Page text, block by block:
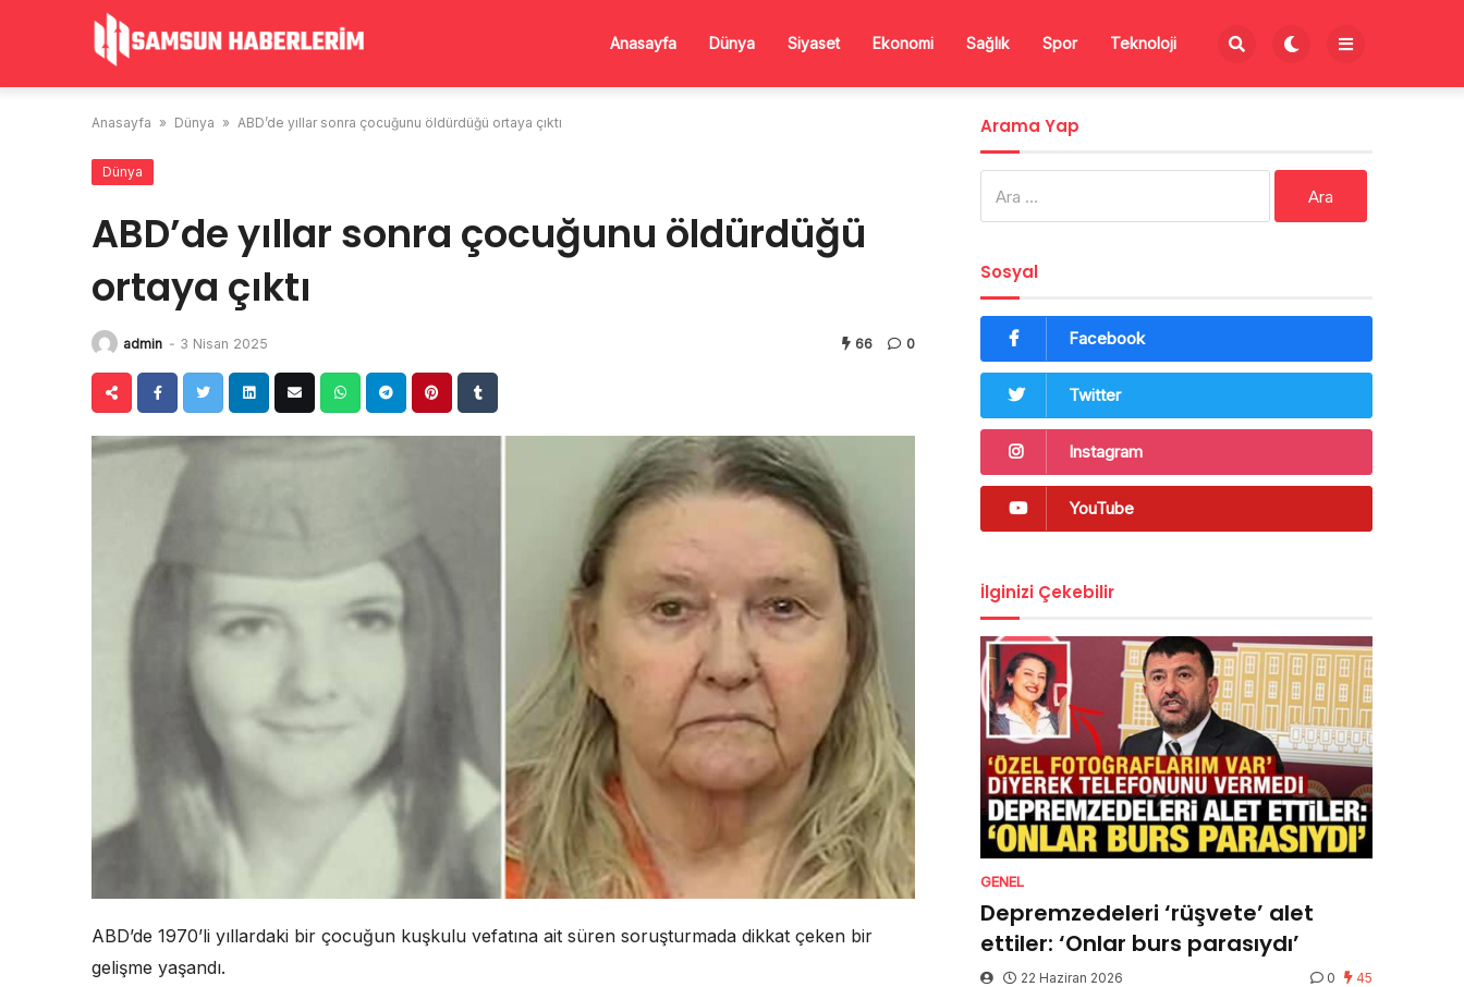
Anasayfa Dünya Siyaset Ekonomi Sağlık Spor Teknoloji
Anasayfa » Dünya » ABD’de yıllar sonra çocuğunu öldürdüğü ortaya çıktı
Dünya
ABD’de yıllar sonra çocuğunu öldürdüğü
ortaya çıktı
admin - 3 Nisan 2025 66 0
ABD’de 1970’li yıllardaki bir çocuğun kuşkulu vefatına ait süren soruşturmada dikkat çeken bir
gelişme yaşandı.
Arama Yap
Sosyal
Facebook
Twitter
Instagram
YouTube
İlginizi Çekebilir
GENEL
Depremzedeleri ‘rüşvete’ alet
ettiler: ‘Onlar burs parasıydı’
22 Haziran 2026 0 45